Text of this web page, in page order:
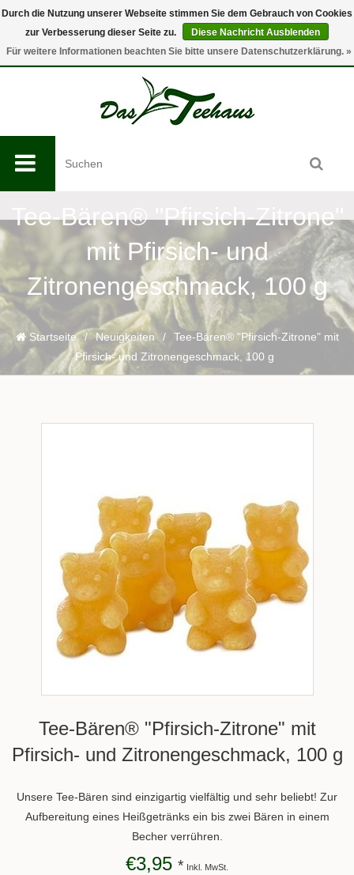
0
Tee-Bären® "Pfirsich-Zitrone"
mit Pfirsich- und
Zitronengeschmack, 100 g
Startseite / Neuigkeiten /
Tee-Bären® "Pfirsich-Zitrone" mit
Pfirsich- und Zitronengeschmack, 100 g
Tee-Bären® "Pfirsich-Zitrone" mit
Pfirsich- und Zitronengeschmack, 100 g
Unsere Tee-Bären sind einzigartig vielfältig und sehr beliebt! Zur
Aufbereitung eines Heißgetränks ein bis zwei Bären in einem
Becher verrühren.
€3,95 * Inkl. MwSt.
Durch die Nutzung unserer Webseite stimmen Sie dem Gebrauch von Cookies
zur Verbesserung dieser Seite zu.
Diese Nachricht Ausblenden
Für weitere Informationen beachten Sie bitte unsere Datenschutzerklärung. »